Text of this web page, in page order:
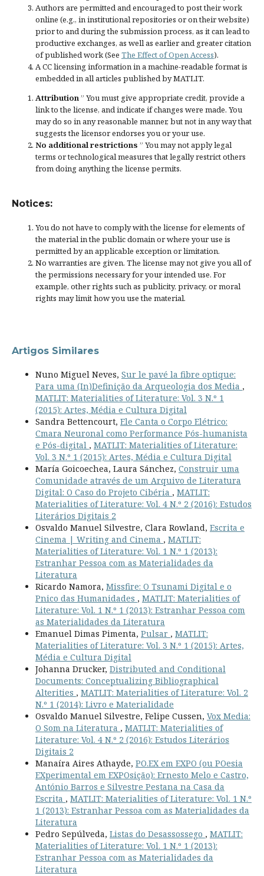
Authors are permitted and encouraged to post their work
online (e.g., in institutional repositories or on their website)
prior to and during the submission process, as it can lead to
productive exchanges, as well as earlier and greater citation
of published work (See The Effect of Open Access).
A CC licensing information in a machine-readable format is
embedded in all articles published by MATLIT.
Attribution” You must give appropriate credit, provide a
link to the license, andindicate if changes were made. You
may do so in any reasonable manner, but not in any way that
suggests the licensor endorses you or your use.
No additional restrictions ” You may not apply legal
terms ortechnological measuresthat legally restrict others
from doing anything the license permits.
Notices:
You do not have to comply with the license for elements of
the material in the public domain or where your use is
permitted by an applicable exception or limitation.
No warranties are given. The license may not give you all of
the permissions necessary for your intended use. For
example, other rights such as publicity, privacy, or moral
rights may limit how you use the material.
Artigos Similares
Nuno Miguel Neves, Sur le pavé la fibre optique:
Para uma (In)Definição da Arqueologia dos Media ,
MATLIT: Materialities of Literature: Vol. 3 N.º 1
(2015): Artes, Média e Cultura Digital
Sandra Bettencourt, Ele Canta o Corpo Elétrico:
Cmara Neuronal como Performance Pós-humanista
e Pós-digital , MATLIT: Materialities of Literature:
Vol. 3 N.º 1 (2015): Artes, Média e Cultura Digital
María Goicoechea, Laura Sánchez, Construir uma
Comunidade através de um Arquivo de Literatura
Digital: O Caso do Projeto Cibéria , MATLIT:
Materialities of Literature: Vol. 4 N.º 2 (2016): Estudos
Literários Digitais 2
Osvaldo Manuel Silvestre, Clara Rowland, Escrita e
Cinema | Writing and Cinema , MATLIT:
Materialities of Literature: Vol. 1 N.º 1 (2013):
Estranhar Pessoa com as Materialidades da
Literatura
Ricardo Namora, Missfire: O Tsunami Digital e o
Pnico das Humanidades , MATLIT: Materialities of
Literature: Vol. 1 N.º 1 (2013): Estranhar Pessoa com
as Materialidades da Literatura
Emanuel Dimas Pimenta, Pulsar , MATLIT:
Materialities of Literature: Vol. 3 N.º 1 (2015): Artes,
Média e Cultura Digital
Johanna Drucker, Distributed and Conditional
Documents: Conceptualizing Bibliographical
Alterities , MATLIT: Materialities of Literature: Vol. 2
N.º 1 (2014): Livro e Materialidade
Osvaldo Manuel Silvestre, Felipe Cussen, Vox Media:
O Som na Literatura , MATLIT: Materialities of
Literature: Vol. 4 N.º 2 (2016): Estudos Literários
Digitais 2
Manaíra Aires Athayde, PO.EX em EXPO (ou POesia
EXperimental em EXPOsição): Ernesto Melo e Castro,
António Barros e Silvestre Pestana na Casa da
Escrita , MATLIT: Materialities of Literature: Vol. 1 N.º
1 (2013): Estranhar Pessoa com as Materialidades da
Literatura
Pedro Sepúlveda, Listas do Desassossego , MATLIT:
Materialities of Literature: Vol. 1 N.º 1 (2013):
Estranhar Pessoa com as Materialidades da
Literatura